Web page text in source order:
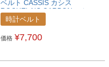
ベルト CASSIS カシス
ROCHELAIS CARBON ロシェ
ールカーボン テックタフ 時計
ベルト U1137CN1MONSWT
時計ベルト
価格 ¥7,700